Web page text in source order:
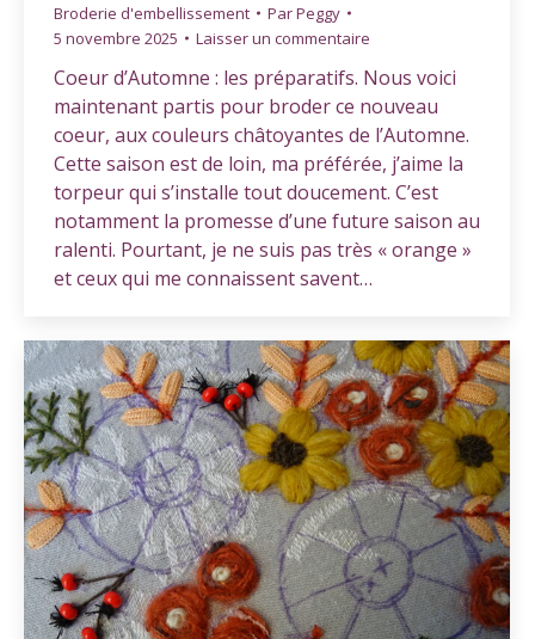
Broderie d'embellissement ParPeggy
5 novembre 2025
Laisser un commentaire
Coeur d’Automne : les préparatifs. Nous voici
maintenant partis pour broder ce nouveau
coeur, aux couleurs châtoyantes de l’Automne.
Cette saison est de loin, ma préférée, j’aime la
torpeur qui s’installe tout doucement. C’est
notamment la promesse d’une future saison au
ralenti. Pourtant, je ne suis pas très « orange »
et ceux qui me connaissent savent…